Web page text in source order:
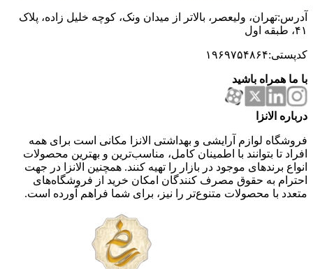
آدرس:تهران، ولیعصر، بالاتر از میدان ونک، کوچه خلیل زاده، پلاک
۴۱، طبقه اول
کدپستی:۱۹۶۹۷۵۴۸۶۴
با ما همراه باشید
درباره الانزا
فروشگاه لوازم آرایشی و بهداشتی الانزا مکانی است برای همه
افراد تا بتوانند با اطمینان کامل، مناسب‌ترین و بهترین محصولات
انواع برندهای موجود در بازار را تهیه کنند. همچنین الانزا در جهت
احترام به حقوق مصرف کنندگان امکان خرید از فروشگاه‌های
متعدد با محصولات متنوع‌تر را نیز، برای شما فراهم آورده است.